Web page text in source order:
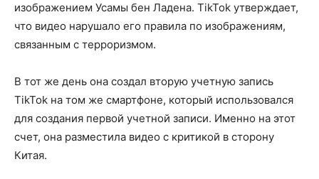
изображением Усамы бен Ладена. TikTok утверждает,
что видео нарушало его правила по изображениям,
связанным с терроризмом.
В тот же день она создал вторую учетную запись
TikTok на том же смартфоне, который использовался
для создания первой учетной записи. Именно на этот
счет, она разместила видео с критикой в сторону
Китая.